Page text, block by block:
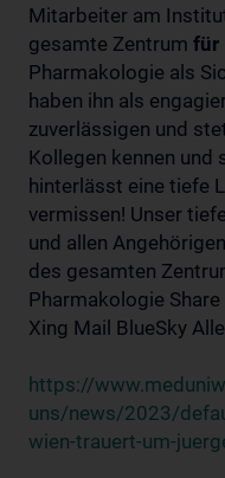
Mitarbeiter am
gesamte Zentrum für
Pharmakologie als
haben ihn als
zuverlässigen und
Kollegen kennen und
hinterlässt eine tiefe
vermissen! Unser
und allen
des gesamten
Pharmakologie
Xing Mail BlueSky
https://
uns/news/2023/
wien-trauert-um-